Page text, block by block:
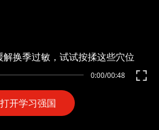
打开学习强国
0:00/00:48
解换季过敏，试试按揉这些穴位